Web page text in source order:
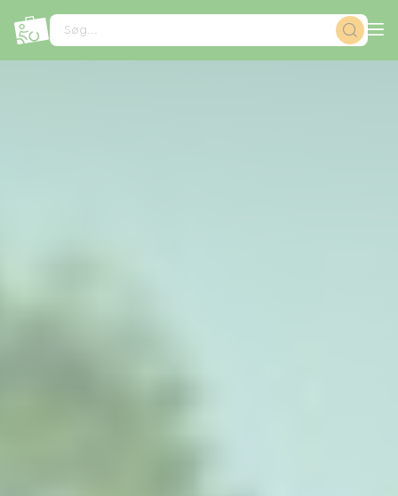
Søg...
CCookie-styringspanel